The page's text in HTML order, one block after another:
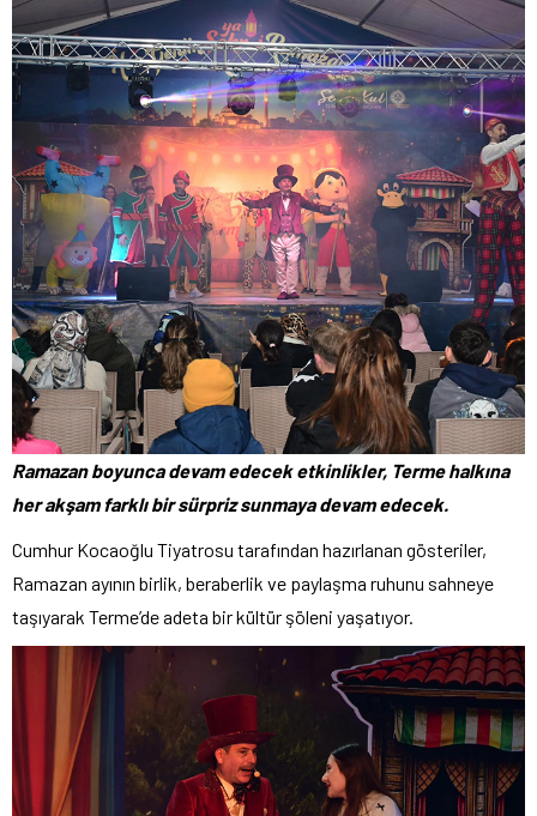
Ramazan boyunca devam edecek etkinlikler, Terme halkına
her akşam farklı bir sürpriz sunmaya devam edecek.
Cumhur Kocaoğlu Tiyatrosu tarafından hazırlanan gösteriler,
Ramazan ayının birlik, beraberlik ve paylaşma ruhunu sahneye
taşıyarak Terme’de adeta bir kültür şöleni yaşatıyor.